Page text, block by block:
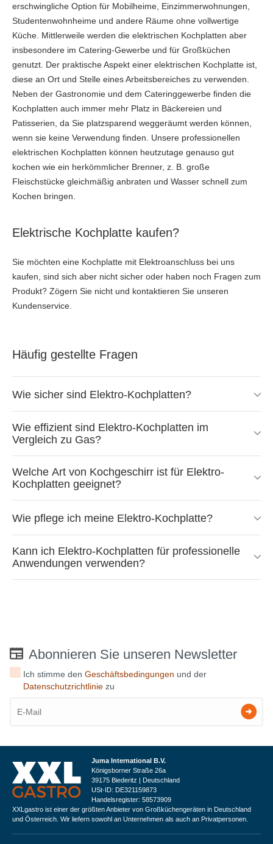
erschwingliche Option für Mobilheime, Einzimmerwohnungen,
Studentenwohnheime und andere Räume ohne vollwertige
Küche. Mittlerweile werden die elektrischen Kochplatten aber
insbesondere im Catering-Gewerbe und für Großküchen
genutzt. Der praktische Aspekt einer elektrischen Kochplatte ist,
diese an Ort und Stelle eines Arbeitsbereiches zu verwenden.
Neben der Gastronomie und dem Cateringgewerbe finden die
Kochplatten auch immer mehr Platz in Bäckereien und
Patisserien, da Sie platzsparend weggeräumt werden können,
wenn sie keine Verwendung finden. Unsere professionellen
elektrischen Kochplatten können heutzutage genauso gut
kochen wie ein herkömmlicher Brenner, z. B. große
Fleischstücke gleichmäßig anbraten und Wasser schnell zum
Kochen bringen.
Elektrische Kochplatte kaufen?
Sie möchten eine Kochplatte mit Elektroanschluss bei uns
kaufen, sind sich aber nicht sicher oder haben noch Fragen zum
Produkt? Zögern Sie nicht und kontaktieren Sie unseren
Kundenservice.
Häufig gestellte Fragen
Wie sicher sind Elektro-Kochplatten?
Wie effizient sind Elektro-Kochplatten im
Vergleich zu Gas?
Welche Art von Kochgeschirr ist für Elektro-
Kochplatten geeignet?
Wie pflege ich meine Elektro-Kochplatte?
Kann ich Elektro-Kochplatten für professionelle
Anwendungen verwenden?
Abonnieren Sie unseren Newsletter
Ich stimme denGeschäftsbedingungen und der
Datenschutzrichtlinie zu
Juma International B.V.
Königsborner Straße 26a
39175 Biederitz | Deutschland
USt-ID: DE321159873
Handelsregister: 58573909
XXLgastro ist einer der größten Anbieter von Großküchengeräten in Deutschland
und Österreich. Wir liefern sowohl an Unternehmen als auch an Privatpersonen.